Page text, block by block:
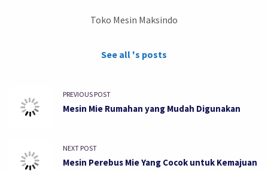
Toko Mesin Maksindo
See all 's posts
PREVIOUS POST
Mesin Mie Rumahan yang Mudah Digunakan
NEXT POST
Mesin Perebus Mie Yang Cocok untuk Kemajuan